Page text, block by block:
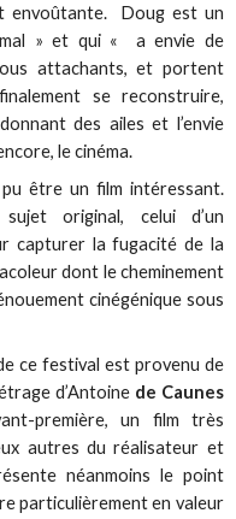
envoûtante. Doug est un
» et qui « a envie de
attachants, et portent
se reconstruire,
des ailes et l’envie
le cinéma.
être un film intéressant.
original, celui d’un
capturer la fugacité de la
dont le cheminement
cinégénique sous
ce festival est provenu de
d’Antoine de Caunes
première, un film très
autres du réalisateur et
néanmoins le point
particulièrement en valeur